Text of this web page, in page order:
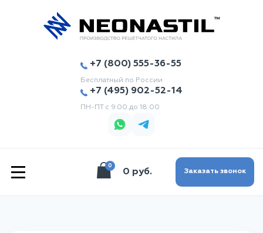
+7 (800) 555-36-55
Бесплатный по России
+7 (495) 902-52-14
ПН-ПТ с 9.00 до 18.00
||| 0
0 руб. Заказать звонок